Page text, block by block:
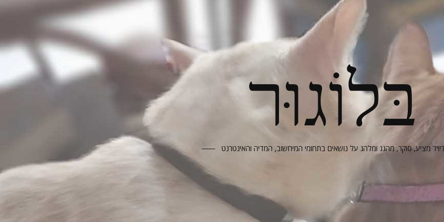
בּלוֹגוּר
מציע, סוקר, מהגג ומלהג על נושאים בתחומי המיחשוב, המדיה והאינטרנט